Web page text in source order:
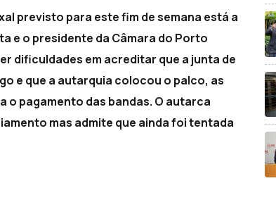
previsto para este fim de semana está a
e o presidente da Câmara do Porto
dificuldades em acreditar que a junta de
e que a autarquia colocou o palco, as
o pagamento das bandas. O autarca
mas admite que ainda foi tentada